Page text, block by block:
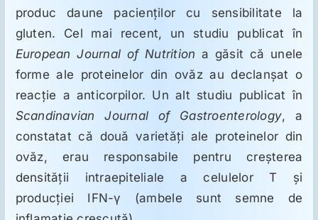
produc daune pacienţilor cu sensibilitate la
gluten. Cel mai recent, un studiu publicat în
European Journal of Nutrition a găsit că unele
forme ale proteinelor din ovăz au declanşat o
reacţie a anticorpilor. Un alt studiu publicat în
Scandinavian Journal of Gastroenterology, a
constatat că două varietăţi ale proteinelor din
ovăz, erau responsabile pentru creşterea
densităţii intraepiteliale a celulelor T şi
producţiei IFN-γ (ambele sunt semne de